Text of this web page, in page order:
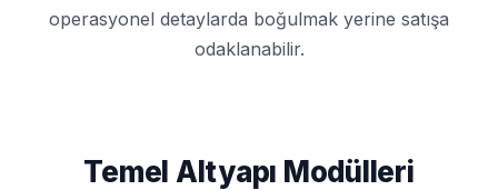
operasyonel detaylarda boğulmak yerine satışa
odaklanabilir.
Temel Altyapı Modülleri